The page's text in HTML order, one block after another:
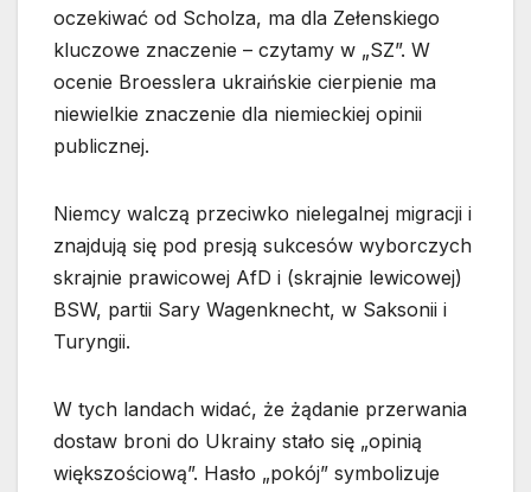
oczekiwać od Scholza, ma dla Zełenskiego
kluczowe znaczenie – czytamy w „SZ”. W
ocenie Broesslera ukraińskie cierpienie ma
niewielkie znaczenie dla niemieckiej opinii
publicznej.
Niemcy walczą przeciwko nielegalnej migracji i
znajdują się pod presją sukcesów wyborczych
skrajnie prawicowej AfD i (skrajnie lewicowej)
BSW, partii Sary Wagenknecht, w Saksonii i
Turyngii.
W tych landach widać, że żądanie przerwania
dostaw broni do Ukrainy stało się „opinią
większościową”. Hasło „pokój” symbolizuje